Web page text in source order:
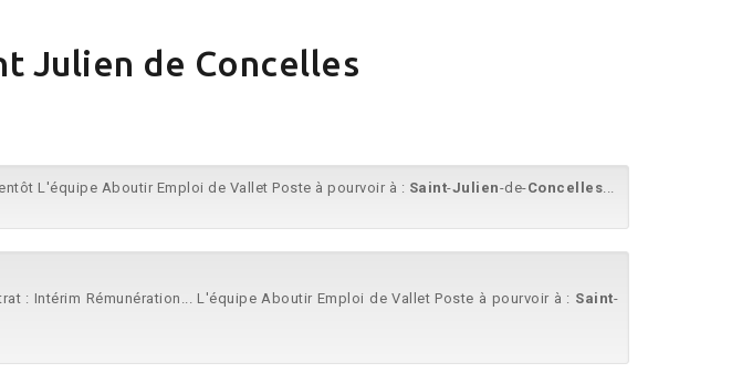
Julien de Concelles
L'équipe Aboutir Emploi de Vallet Poste à pourvoir à : Saint-Julien-de-Concelles...
: Intérim Rémunération... L'équipe Aboutir Emploi de Vallet Poste à pourvoir à : Saint-